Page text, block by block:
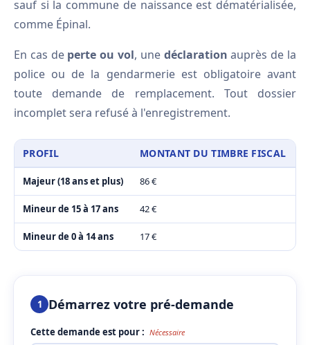
sauf si la commune de naissance est dématérialisée,
comme Épinal.
En cas de perte ou vol, une déclaration auprès de la
police ou de la gendarmerie est obligatoire avant
toute demande de remplacement. Tout dossier
incomplet sera refusé à l'enregistrement.
PROFIL MONTANT DU TIMBRE FISCAL
Majeur (18 ans et plus) 86 €
Mineur de 15 à 17 ans 42 €
Mineur de 0 à 14 ans 17 €
1 Démarrez votre pré-demande
Cette demande est pour : Nécessaire